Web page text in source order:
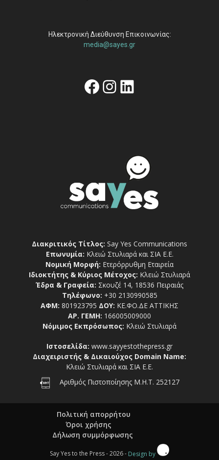
Ηλεκτρονική Διεύθυνση Επικοινωνίας:
media@sayes.gr
Facebook
Instagram
Linkedin
Διακριτικός Τίτλος: Say Yes Communications
Επωνυμία: Κλειώ Στυλιαρά και ΣΙΑ Ε.Ε.
Νομική Μορφή: Ετερόρρυθμη Εταιρεία
Ιδιοκτήτης & Κύριος Μέτοχος: Κλειώ Στυλιαρά
Έδρα & Γραφεία: Σκουζέ 14, 18536 Πειραιάς
Τηλέφωνο: +30 2130990585
ΑΦΜ: 801923795 ΔΟΥ: ΚΕ.ΦΟ.ΔΕ ΑΤΤΙΚΗΣ
ΑΡ. ΓΕΜΗ: 166005009000
Νόμιμος Εκπρόσωπος: Κλειώ Στυλιαρά
Ιστοσελίδα: www.sayyestothepress.gr
Διαχειριστής & Δικαιούχος Domain Name:
Κλειώ Στυλιαρά και ΣΙΑ Ε.Ε.
Αριθμός Πιστοποίησης Μ.Η.Τ. 252127
Πολιτική απορρήτου
Όροι χρήσης
Δήλωση συμμόρφωσης
Say Yes to the Press - 2026 - Design by